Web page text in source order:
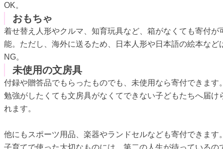
OK。
おもちゃ
着せ替え人形やクルマ、知育玩具など、箱がなくても寄付が
能。ただし、海外に送るため、日本人形や日本語の絵本など
NG。
未使用の文房具
付録や贈答品でもらったものでも、未使用なら寄付できます
勉強がしたくても文房具がなくてできない子どもたちへ届け
れます。
他にもスポーツ用品、楽器やランドセルなども寄付できます
子育てで使った大切なものには、第二の人生が待っているの